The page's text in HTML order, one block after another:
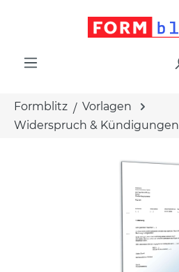
Formblitz
Vorlagen
Widerspruch & Kündigungen